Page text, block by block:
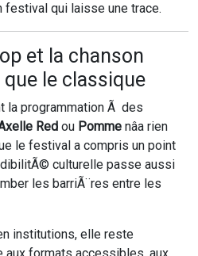
qui laisse une trace.
et la chanson
le classique
la programmation Ã des
Red ou Pomme nâa rien
le festival a compris un point
culturelle passe aussi
les barriÃ¨res entre les
institutions, elle reste